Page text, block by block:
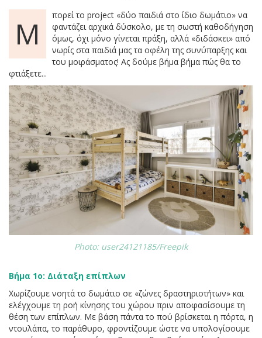
Μ
πορεί το project «δύο παιδιά στο ίδιο δωμάτιο» να
φαντάζει αρχικά δύσκολο, με τη σωστή καθοδήγηση
όμως, όχι μόνο γίνεται πράξη, αλλά «διδάσκει» από
νωρίς στα παιδιά μας τα οφέλη της συνύπαρξης και
του μοιράσματος! Ας δούμε βήμα βήμα πώς θα το
φτιάξετε...
Photo: user24121185/Freepik
Βήμα 1ο: Διάταξη επίπλων
Χωρίζουμε νοητά το δωμάτιο σε «ζώνες δραστηριοτήτων» και
ελέγχουμε τη ροή κίνησης του χώρου πριν αποφασίσουμε τη
θέση των επίπλων. Με βάση πάντα το πού βρίσκεται η πόρτα, η
ντουλάπα, το παράθυρο, φροντίζουμε ώστε να υπολογίσουμε